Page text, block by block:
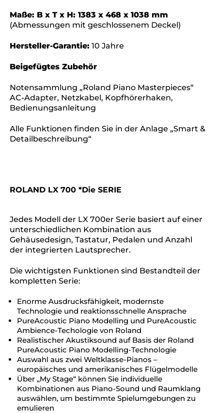
Maße: B x T x H: 1383 x 468 x 1038 mm
(Abmessungen mit geschlossenem Deckel)
Hersteller-Garantie: 10 Jahre
Beigefügtes Zubehör
Notensammlung „Roland Piano Masterpieces“
AC-Adapter, Netzkabel, Kopfhörerhaken,
Bedienungsanleitung
Alle Funktionen finden Sie in der Anlage „Smart &
Detailbeschreibung“
ROLAND LX 700 *Die SERIE
Jedes Modell der LX 700er Serie basiert auf einer
unterschiedlichen Kombination aus
Gehäusedesign, Tastatur, Pedalen und Anzahl
der integrierten Lautsprecher.
Die wichtigsten Funktionen sind Bestandteil der
kompletten Serie:
Enorme Ausdrucksfähigkeit, modernste
Technologie und reaktionsschnelle Ansprache
PureAcoustic Piano Modelling und PureAcoustic
Ambience-Techologie von Roland
Realistischer Akustiksound auf Basis der Roland
PureAcoustic Piano Modelling-Technologie
Auswahl aus zwei Weltklasse-Pianos –
europäisches und amerikanisches Flügelmodelle
Über „My Stage“ können Sie individuelle
Kombinationen aus Piano-Sound und Raumklang
auswählen, um bestimmte Spielumgebungen zu
emulieren